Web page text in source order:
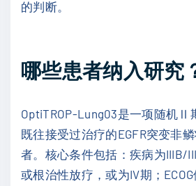
的判断。
哪些患者纳入研究
OptiTROP-Lung03是一项随机Ⅱ
既往接受过治疗的EGFR突变非
者。核心条件包括：疾病为IIIB/
或根治性放疗，或为IV期；